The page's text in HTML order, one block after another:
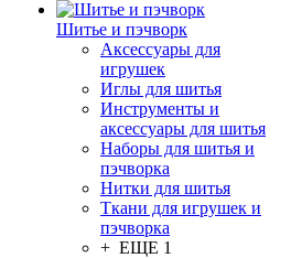
Шитье и пэчворк
Аксессуары для
игрушек
Иглы для шитья
Инструменты и
аксессуары для шитья
Наборы для шитья и
пэчворка
Нитки для шитья
Ткани для игрушек и
пэчворка
+ ЕЩЕ 1